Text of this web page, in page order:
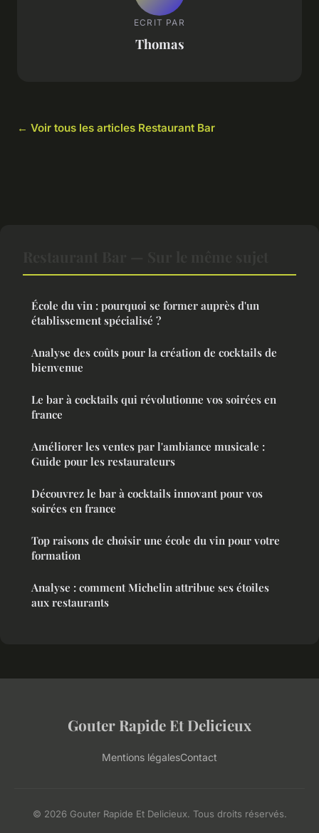
ECRIT PAR
Thomas
← Voir tous les articles Restaurant Bar
École du vin : pourquoi se former auprès d'un
établissement spécialisé ?
Analyse des coûts pour la création de cocktails de
bienvenue
Le bar à cocktails qui révolutionne vos soirées en
france
Améliorer les ventes par l'ambiance musicale :
Guide pour les restaurateurs
Découvrez le bar à cocktails innovant pour vos
soirées en france
Top raisons de choisir une école du vin pour votre
formation
Analyse : comment Michelin attribue ses étoiles
aux restaurants
Gouter Rapide Et Delicieux
Mentions légalesContact
© 2026 Gouter Rapide Et Delicieux. Tous droits réservés.